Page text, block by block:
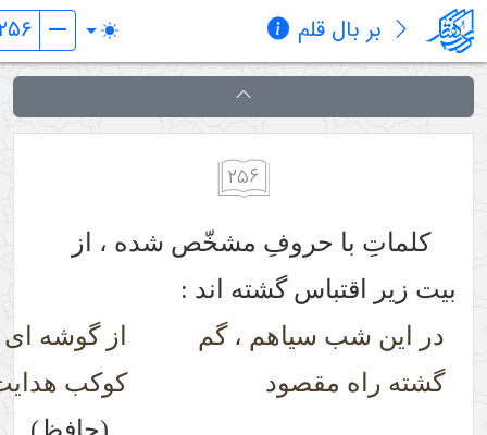
فهرست
حروفِ مشخّص شده ، از
گشته اند :
، گم
از گوشه ای برون آی ، اِی
کوکب هدایت